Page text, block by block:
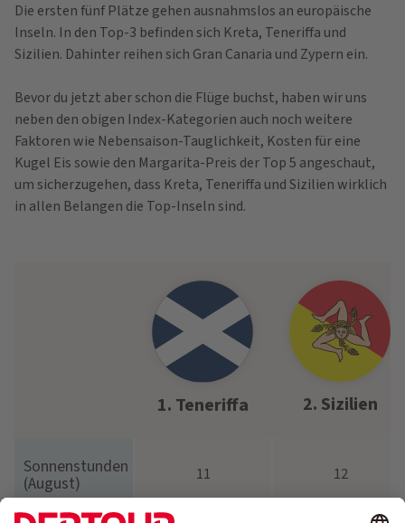
Die ersten fünf Plätze gehen ausnahmslos an europäische
Inseln. In den Top-3 befinden sich Kreta, Teneriffa und
Sizilien. Dahinter reihen sich Gran Canaria und Zypern ein.
Bevor du jetzt aber schon die Flüge buchst, haben wir uns
neben den obigen Index-Kategorien auch noch weitere
Faktoren wie Nebensaison-Tauglichkeit, Kosten für eine
Kugel Eis sowie den Margarita-Preis der Top 5 angeschaut,
um sicherzugehen, dass Kreta, Teneriffa und Sizilien wirklich
in allen Belangen die Top-Inseln sind.
1. Teneriffa 2. Sizilien
Sonnenstunden
(August) 11 12